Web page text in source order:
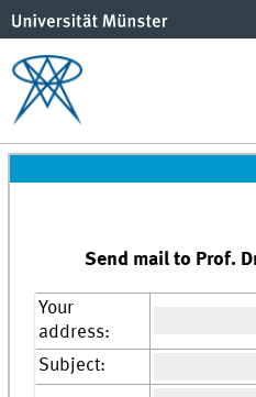
Send mail to Prof.
Your
address:
Subject: